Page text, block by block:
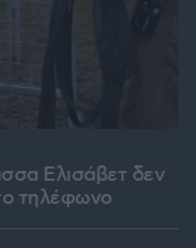
Ελισάβετ δεν
τηλέφωνο